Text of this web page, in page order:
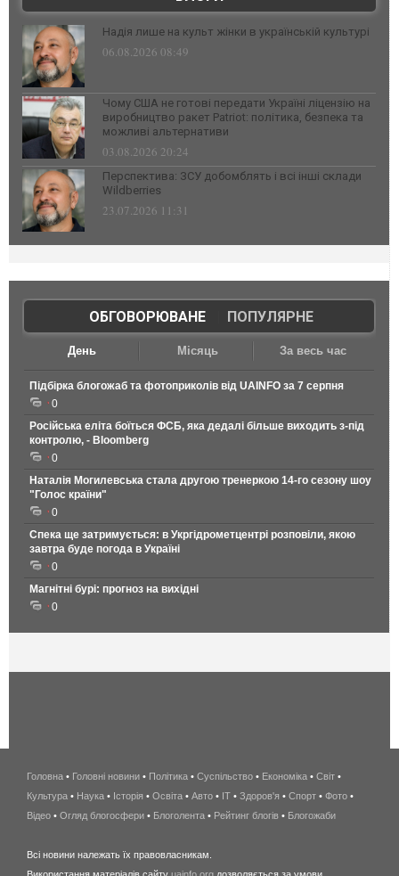
Надія лише на культ жінки в українській культурі
06.08.2026 08:49
Чому США не готові передати Україні ліцензію на
виробництво ракет Patriot: політика, безпека та
можливі альтернативи
03.08.2026 20:24
Перспектива: ЗСУ добомблять і всі інші склади
Wildberries
23.07.2026 11:31
ОБГОВОРЮВАНЕ| ПОПУЛЯРНЕ
День Місяць За весь час
Підбірка блогожаб та фотоприколів від UAINFO за 7 серпня
0
Російська еліта боїться ФСБ, яка дедалі більше виходить з-під
контролю, - Bloomberg
0
Наталія Могилевська стала другою тренеркою 14-го сезону шоу
"Голос країни"
0
Спека ще затримується: в Укргідрометцентрі розповіли, якою
завтра буде погода в Україні
0
Магнітні бурі: прогноз на вихідні
0
беспроводной
интернет
киев
Головна • Головні новини • Політика • Суспільство • Економіка • Світ •
Культура • Наука • Історія • Освіта • Авто • IT • Здоров'я • Спорт • Фото •
Відео • Огляд блогосфери • Блоголента • Рейтинг блогів • Блогожаби
Всі новини належать їх правовласникам.